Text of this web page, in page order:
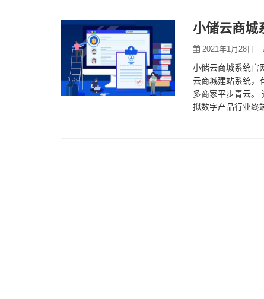
小储云商城
2021年1月28日
小储云商城系统官
云商城建站系统，
多商家平步青云。
拟数字产品行业终